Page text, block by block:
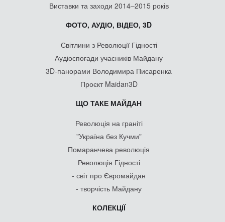
Виставки та заходи 2014–2015 років
ФОТО, АУДІО, ВІДЕО, 3D
Світлини з Революції Гідності
Аудіоспогади учасників Майдану
3D-панорами Володимира Писаренка
Проєкт Maidan3D
ЩО ТАКЕ МАЙДАН
Революція на граніті
"Україна без Кучми"
Помаранчева революція
Революція Гідності
- світ про Євромайдан
- творчість Майдану
КОЛЕКЦІЇ